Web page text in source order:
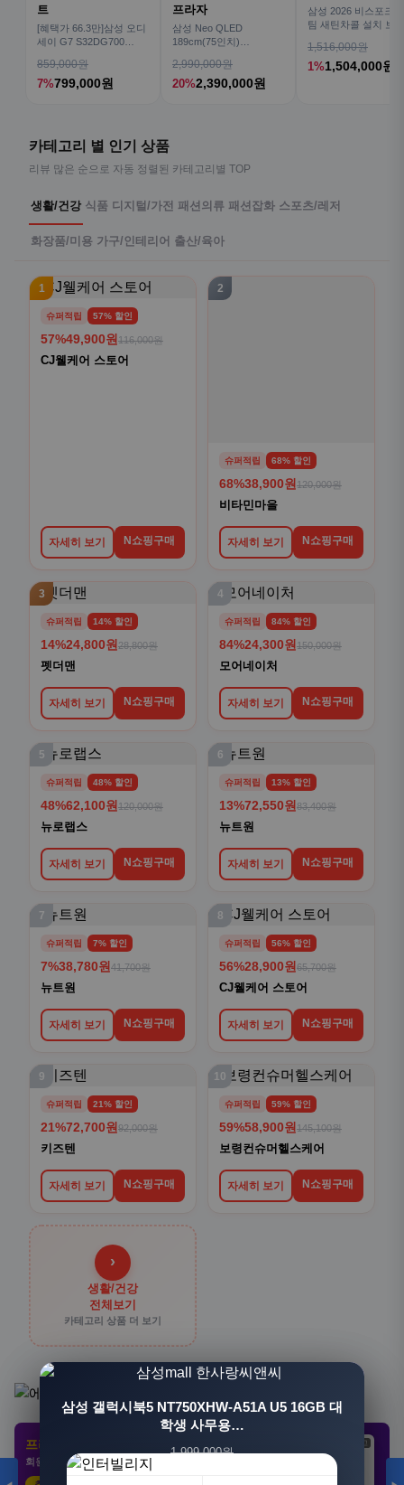
트
[혜택가 66.3만]삼성 오디
세이 G7 S32DG700
859,000원
7%799,000원
프라자
삼성 Neo QLED
189cm(75인치)
TV
2,990,000원
20%2,390,000원
삼성 2026 비스포크
팀 새틴차콜 설치 보
1,516,000원
1%1,504,000원
카테고리 별 인기 상품
리뷰 많은 순으로 자동 정렬된 카테고리별 TOP
생활/건강 식품 디지털/가전 패션의류 패션잡화 스포츠/레저
화장품/미용 가구/인테리어 출산/육아
1
슈퍼적립 57% 할인
57%49,900원 116,000원
CJ웰케어 스토어
자세히 보기 N쇼핑구매
2
슈퍼적립 68% 할인
68%38,900원 120,000원
비타민마을
자세히 보기 N쇼핑구매
3
슈퍼적립 14% 할인
14%24,800원 28,800원
펫더맨
자세히 보기 N쇼핑구매
4
슈퍼적립 84% 할인
84%24,300원 150,000원
모어네이처
자세히 보기 N쇼핑구매
5
슈퍼적립 48% 할인
48%62,100원 120,000원
뉴로랩스
자세히 보기 N쇼핑구매
6
슈퍼적립 13% 할인
13%72,550원 83,400원
뉴트원
자세히 보기 N쇼핑구매
7
슈퍼적립 7% 할인
7%38,780원 41,700원
뉴트원
자세히 보기 N쇼핑구매
8
슈퍼적립 56% 할인
56%28,900원 65,700원
CJ웰케어 스토어
자세히 보기 N쇼핑구매
9
슈퍼적립 21% 할인
21%72,700원 92,000원
키즈텐
자세히 보기 N쇼핑구매
10
슈퍼적립 59% 할인
59%58,900원 145,100원
보령컨슈머헬스케어
자세히 보기 N쇼핑구매
›
생활/건강
전체보기
카테고리 상품 더 보기
프리미엄 제휴 사이트
회원 전용 특가 · 놓치면 손해
광고
[3+1] 동국제약 마이핏 V 활성엽산 임신준비 임산
부영양 30정, 4개
100,000원
삼성 갤럭시북5 NT750XHW-A51A U5 16GB 대
학생 사무용…
1,999,000원